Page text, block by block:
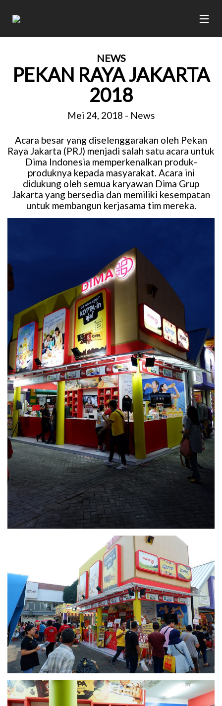
NEWS
PEKAN RAYA JAKARTA
2018
Mei 24, 2018 - News
Acara besar yang diselenggarakan oleh Pekan
Raya Jakarta (PRJ) menjadi salah satu acara untuk
Dima Indonesia memperkenalkan produk-
produknya kepada masyarakat. Acara ini
didukung oleh semua karyawan Dima Grup
Jakarta yang bersedia dan memiliki kesempatan
untuk membangun kerjasama tim mereka.